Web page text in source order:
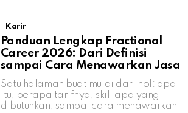
Karir
Panduan Lengkap Fractional
Career 2026: Dari Definisi
sampai Cara Menawarkan Jasa
Satu halaman buat mulai dari nol: apa
itu, berapa tarifnya, skill apa yang
dibutuhkan, sampai cara menawarkan